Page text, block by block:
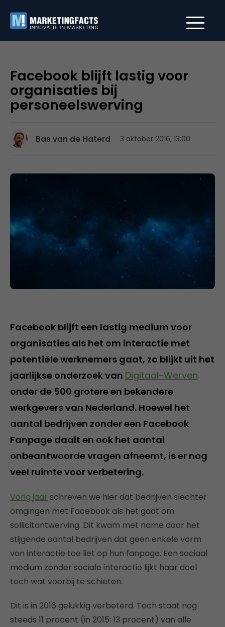
Facebook blijft lastig voor
organisaties bij
personeelswerving
Bas van de Haterd 3 oktober 2016, 13:00
Facebook blijft een lastig medium voor
organisaties als het om interactie met
potentiële werknemers gaat, zo blijkt uit het
jaarlijkse onderzoek van Digitaal-Werven
onder de 500 grotere en bekendere
werkgevers van Nederland. Hoewel het
aantal bedrijven zonder een Facebook
Fanpage daalt en ook het aantal
onbeantwoorde vragen afneemt, is er nog
veel ruimte voor verbetering.
Vorig jaar schreven we hier dat bedrijven slechter
omgingen met Facebook als het gaat om
sollicitantwerving. Dit kwam met name door het
stijgende aantal bedrijven dat geen enkele vorm
van interactie toe liet op hun fanpage. Een sociaal
medium zonder sociale interactie lijkt haar doel
toch wat voorbij te schieten.
Dit is in 2016 gelukkig verbeterd. Toch staat nog
steeds 11 procent (in 2015: 13 procent) van alle